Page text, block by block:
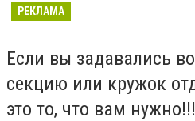
РЕКЛАМА
Если вы задавались
секцию или кружок
это то, что вам нужно!!!